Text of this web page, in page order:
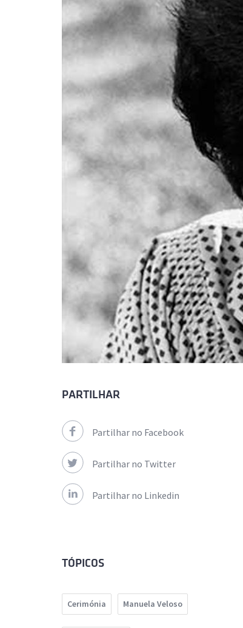
PARTILHAR
Partilhar no Facebook
Partilhar no Twitter
Partilhar no Linkedin
TÓPICOS
Cerimónia Manuela Veloso